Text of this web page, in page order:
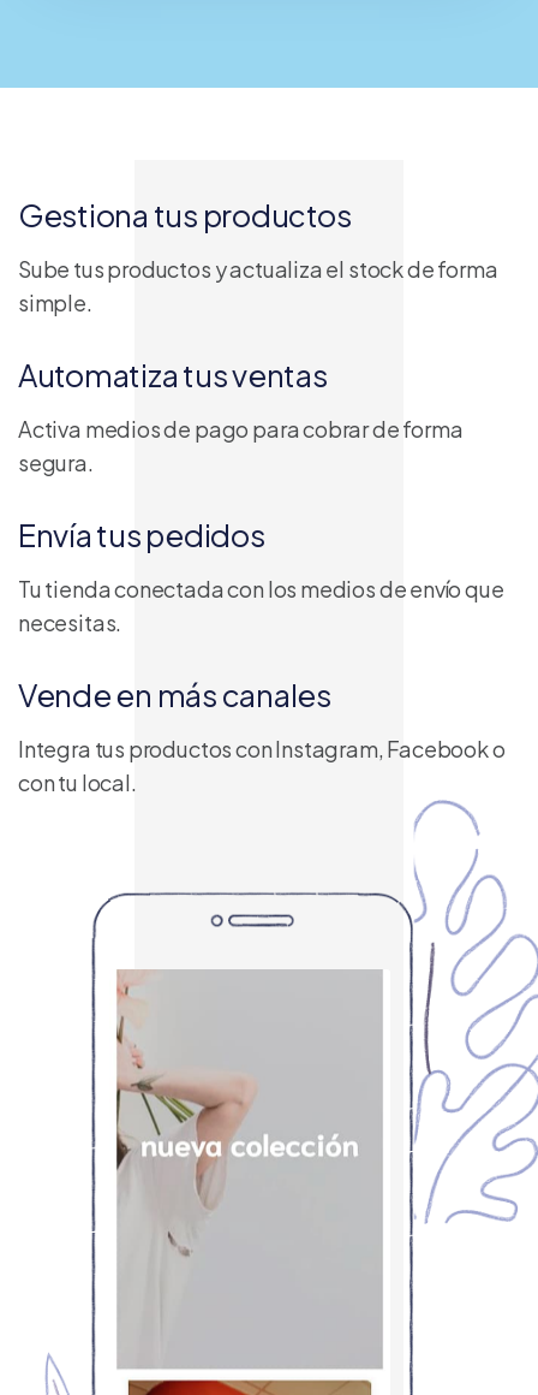
Gestiona tus productos
Sube tus productos y actualiza el stock de forma
simple.
Automatiza tus ventas
Activa medios de pago para cobrar de forma
segura.
Envía tus pedidos
Tu tienda conectada con los medios de envío que
necesitas.
Vende en más canales
Integra tus productos con Instagram, Facebook o
con tu local.